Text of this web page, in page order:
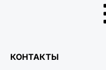
КОНТАКТЫ